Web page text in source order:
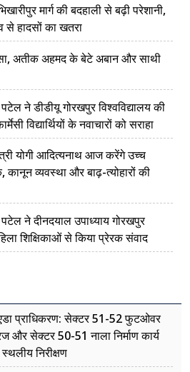
मार्ग की बदहाली से बढ़ी परेशानी,
हादसों का खतरा
अतीक अहमद के बेटे अबान और साथी
ने डीडीयू गोरखपुर विश्वविद्यालय की
विद्यार्थियों के नवाचारों को सराहा
योगी आदित्यनाथ आज करेंगे उच्च
कानून व्यवस्था और बाढ़-त्योहारों की
ने दीनदयाल उपाध्याय गोरखपुर
शिक्षिकाओं से किया प्रेरक संवाद
प्राधिकरण: सेक्टर 51-52 फुटओवर
और सेक्टर 50-51 नाला निर्माण कार्य
निरीक्षण